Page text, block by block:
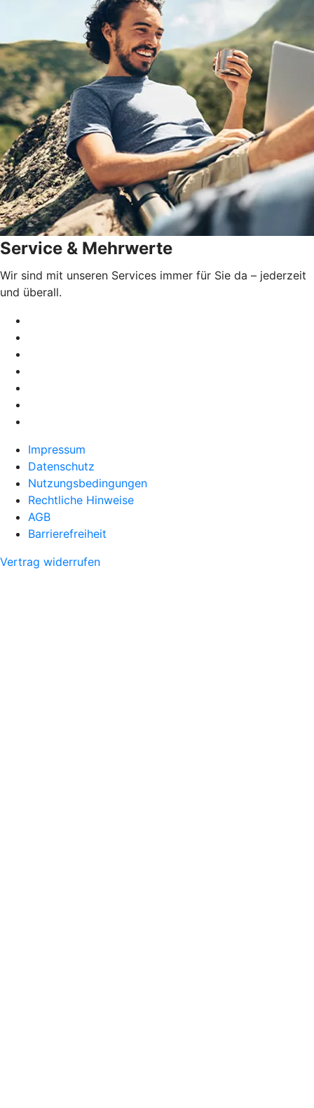
Service & Mehrwerte
Wir sind mit unseren Services immer für Sie da – jederzeit
und überall.
Impressum
Datenschutz
Nutzungsbedingungen
Rechtliche Hinweise
AGB
Barrierefreiheit
Vertrag widerrufen